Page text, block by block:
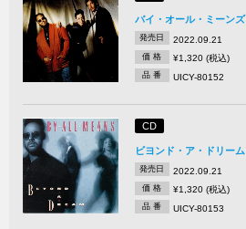
バイ・オール・ミーンズ
発売日 2022.09.21
価 格 ¥1,320 (税込)
品 番 UICY-80152
CD
ビヨンド・ア・ドリーム
発売日 2022.09.21
価 格 ¥1,320 (税込)
品 番 UICY-80153